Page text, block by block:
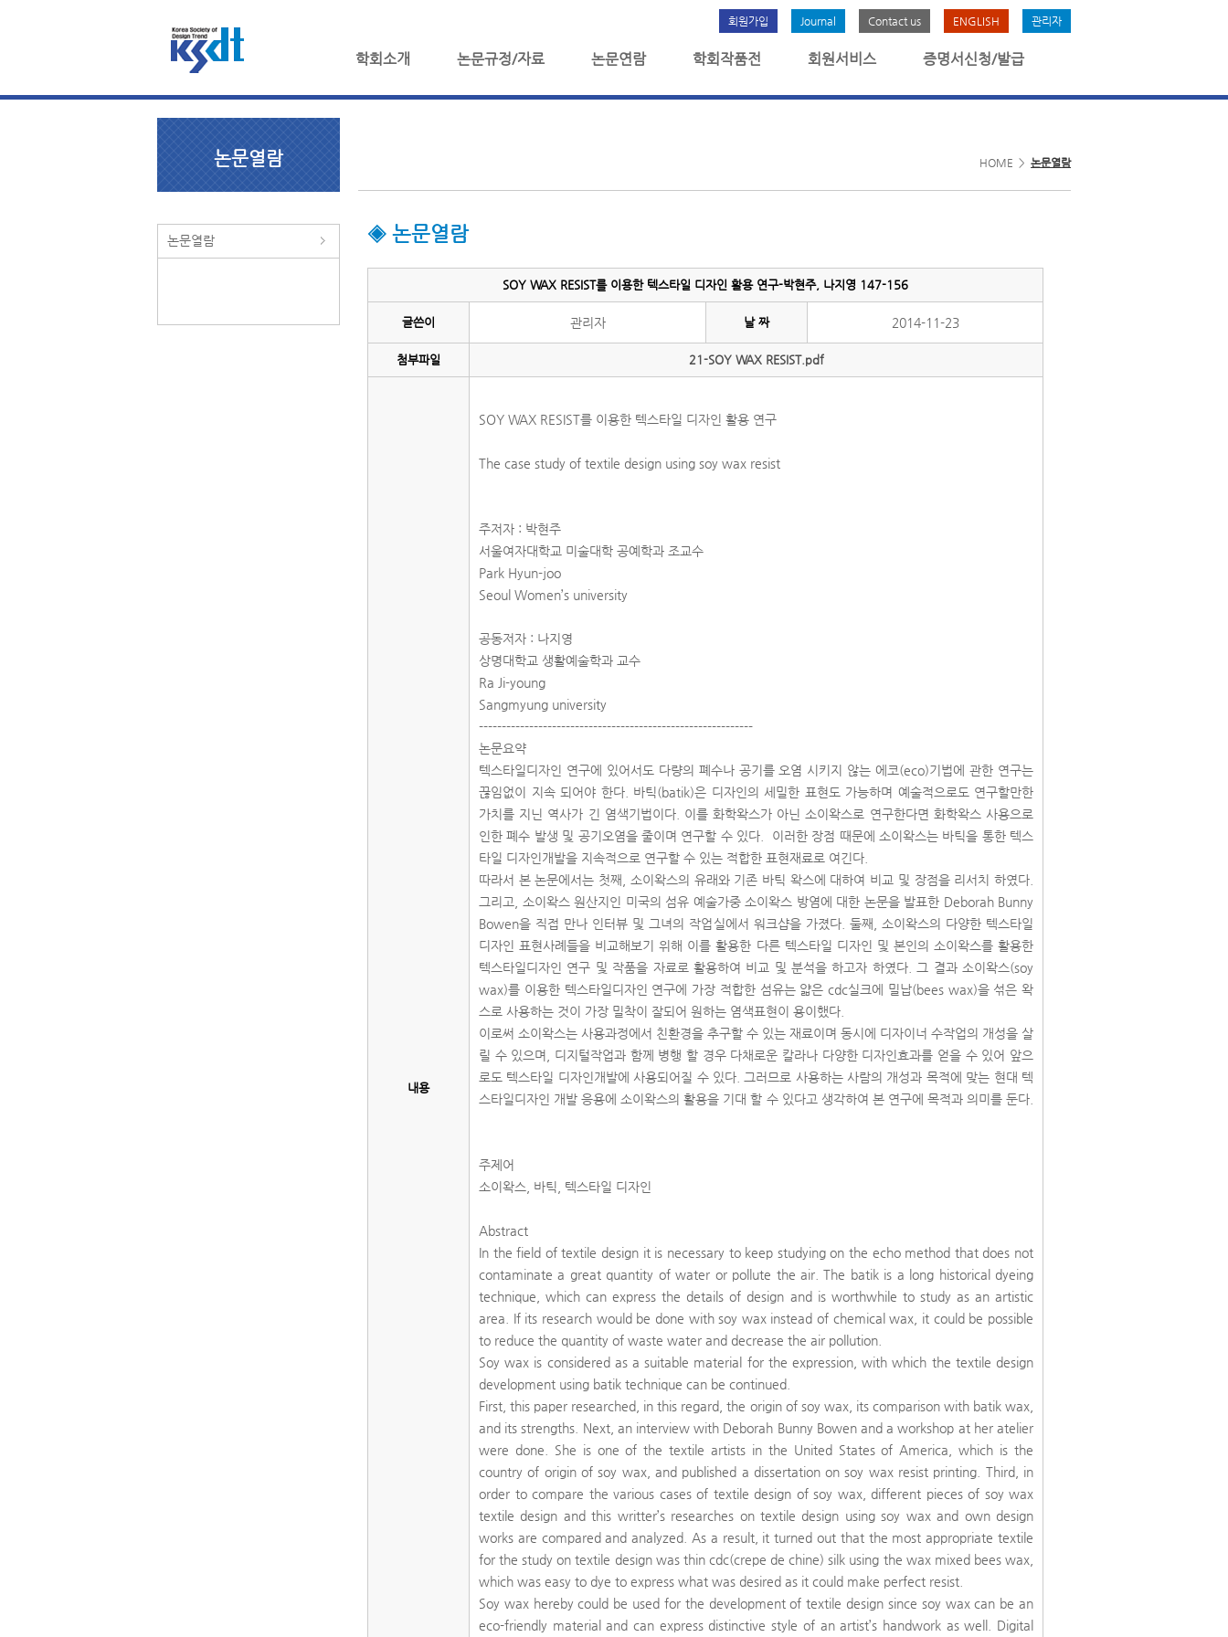
회원가입 Journal Contact us ENGLISH 관리자
학회소개 논문규정/자료 논문연람 학회작품전 회원서비스 증명서신청/발급
논문열람
논문열람
HOME > 논문열람
◈ 논문열람
SOY WAX RESIST를 이용한 텍스타일 디자인 활용 연구-박현주, 나지영 147-156
글쓴이 관리자 날 짜 2014-11-23
첨부파일 21-SOY WAX RESIST.pdf
내용
SOY WAX RESIST를 이용한 텍스타일 디자인 활용 연구
The case study of textile design using soy wax resist
주저자 : 박현주
서울여자대학교 미술대학 공예학과 조교수
Park Hyun-joo
Seoul Women’s university
공동저자 : 나지영
상명대학교 생활예술학과 교수
Ra Ji-young
Sangmyung university
------------------------------------------------------------
논문요약
텍스타일디자인 연구에 있어서도 다량의 폐수나 공기를 오염 시키지 않는 에코(eco)기법에 관한 연구는
끊임없이 지속 되어야 한다. 바틱(batik)은 디자인의 세밀한 표현도 가능하며 예술적으로도 연구할만한
가치를 지닌 역사가 긴 염색기법이다. 이를 화학왁스가 아닌 소이왁스로 연구한다면 화학왁스 사용으로
인한 폐수 발생 및 공기오염을 줄이며 연구할 수 있다. 이러한 장점 때문에 소이왁스는 바틱을 통한 텍스
타일 디자인개발을 지속적으로 연구할 수 있는 적합한 표현재료로 여긴다.
따라서 본 논문에서는 첫째, 소이왁스의 유래와 기존 바틱 왁스에 대하여 비교 및 장점을 리서치 하였다.
그리고, 소이왁스 원산지인 미국의 섬유 예술가중 소이왁스 방염에 대한 논문을 발표한 Deborah Bunny
Bowen을 직접 만나 인터뷰 및 그녀의 작업실에서 워크샵을 가졌다. 둘째, 소이왁스의 다양한 텍스타일
디자인 표현사례들을 비교해보기 위해 이를 활용한 다른 텍스타일 디자인 및 본인의 소이왁스를 활용한
텍스타일디자인 연구 및 작품을 자료로 활용하여 비교 및 분석을 하고자 하였다. 그 결과 소이왁스(soy
wax)를 이용한 텍스타일디자인 연구에 가장 적합한 섬유는 얇은 cdc실크에 밀납(bees wax)을 섞은 왁
스로 사용하는 것이 가장 밀착이 잘되어 원하는 염색표현이 용이했다.
이로써 소이왁스는 사용과정에서 친환경을 추구할 수 있는 재료이며 동시에 디자이너 수작업의 개성을 살
릴 수 있으며, 디지털작업과 함께 병행 할 경우 다채로운 칼라나 다양한 디자인효과를 얻을 수 있어 앞으
로도 텍스타일 디자인개발에 사용되어질 수 있다. 그러므로 사용하는 사람의 개성과 목적에 맞는 현대 텍
스타일디자인 개발 응용에 소이왁스의 활용을 기대 할 수 있다고 생각하여 본 연구에 목적과 의미를 둔다.
주제어
소이왁스, 바틱, 텍스타일 디자인
Abstract
In the field of textile design it is necessary to keep studying on the echo method that does not
contaminate a great quantity of water or pollute the air. The batik is a long historical dyeing
technique, which can express the details of design and is worthwhile to study as an artistic
area. If its research would be done with soy wax instead of chemical wax, it could be possible
to reduce the quantity of waste water and decrease the air pollution.
Soy wax is considered as a suitable material for the expression, with which the textile design
development using batik technique can be continued.
First, this paper researched, in this regard, the origin of soy wax, its comparison with batik wax,
and its strengths. Next, an interview with Deborah Bunny Bowen and a workshop at her atelier
were done. She is one of the textile artists in the United States of America, which is the
country of origin of soy wax, and published a dissertation on soy wax resist printing. Third, in
order to compare the various cases of textile design of soy wax, different pieces of soy wax
textile design and this writter’s researches on textile design using soy wax and own design
works are compared and analyzed. As a result, it turned out that the most appropriate textile
for the study on textile design was thin cdc(crepe de chine) silk using the wax mixed bees wax,
which was easy to dye to express what was desired as it could make perfect resist.
Soy wax hereby could be used for the development of textile design since soy wax can be an
eco-friendly material and can express distinctive style of an artist’s handwork as well. Digital